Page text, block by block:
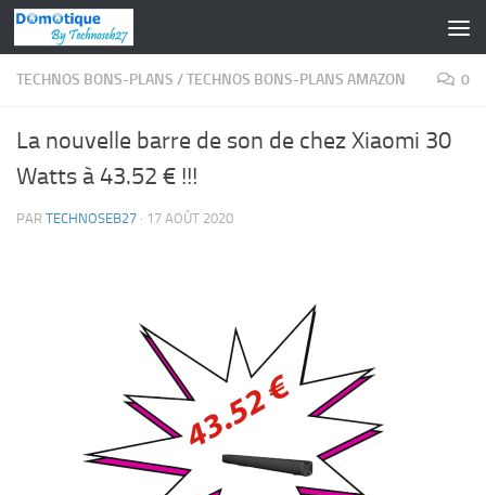
Skip to content
TECHNOS BONS-PLANS /TECHNOS BONS-PLANS AMAZON 0
La nouvelle barre de son de chez Xiaomi 30
Watts à 43.52 € !!!
PAR TECHNOSEB27 · 17 AOÛT 2020